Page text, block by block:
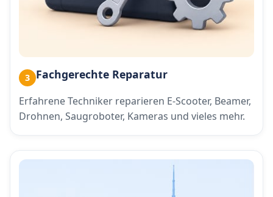
3 Fachgerechte Reparatur
Erfahrene Techniker reparieren E-Scooter, Beamer,
Drohnen, Saugroboter, Kameras und vieles mehr.